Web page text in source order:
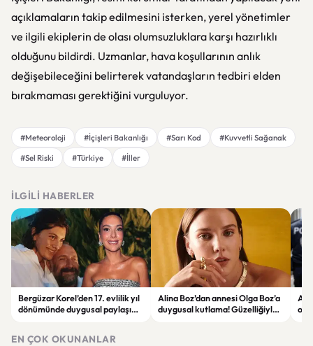
açıklamaların takip edilmesini isterken, yerel yönetimler
ve ilgili ekiplerin de olası olumsuzluklara karşı hazırlıklı
olduğunu bildirdi. Uzmanlar, hava koşullarının anlık
değişebileceğini belirterek vatandaşların tedbiri elden
bırakmaması gerektiğini vurguluyor.
#Meteoroloji #İçişleri Bakanlığı #Sarı Kod
#Kuvvetli Sağanak
#Sel Riski
#Türkiye #İller
İLGILI HABERLER
Bergüzar Korel’den 17. evlilik yıl
dönümünde duygusal paylaşım!
Alina Boz’dan annesi Olga Boz’a
duygusal kutlama! Güzelliğiyle
EN ÇOK OKUNANLAR